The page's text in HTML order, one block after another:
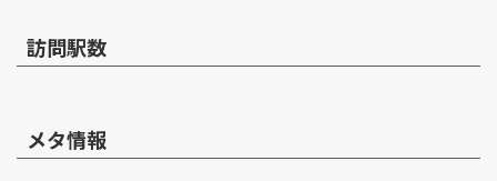
訪問駅数
メタ情報